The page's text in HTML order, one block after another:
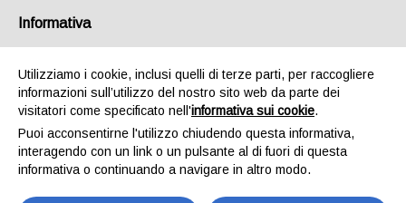
SPEDIAMO IN 24/48H - SPEDIZIONI GRATUITE
INVIA MESSAGGIO
Informativa
Utilizziamo i cookie, inclusi quelli di terze parti, per raccogliere
informazioni sull’utilizzo del nostro sito web da parte dei
visitatori come specificato nell'informativa sui cookie.
Puoi acconsentirne l'utilizzo chiudendo questa informativa,
interagendo con un link o un pulsante al di fuori di questa
informativa o continuando a navigare in altro modo.